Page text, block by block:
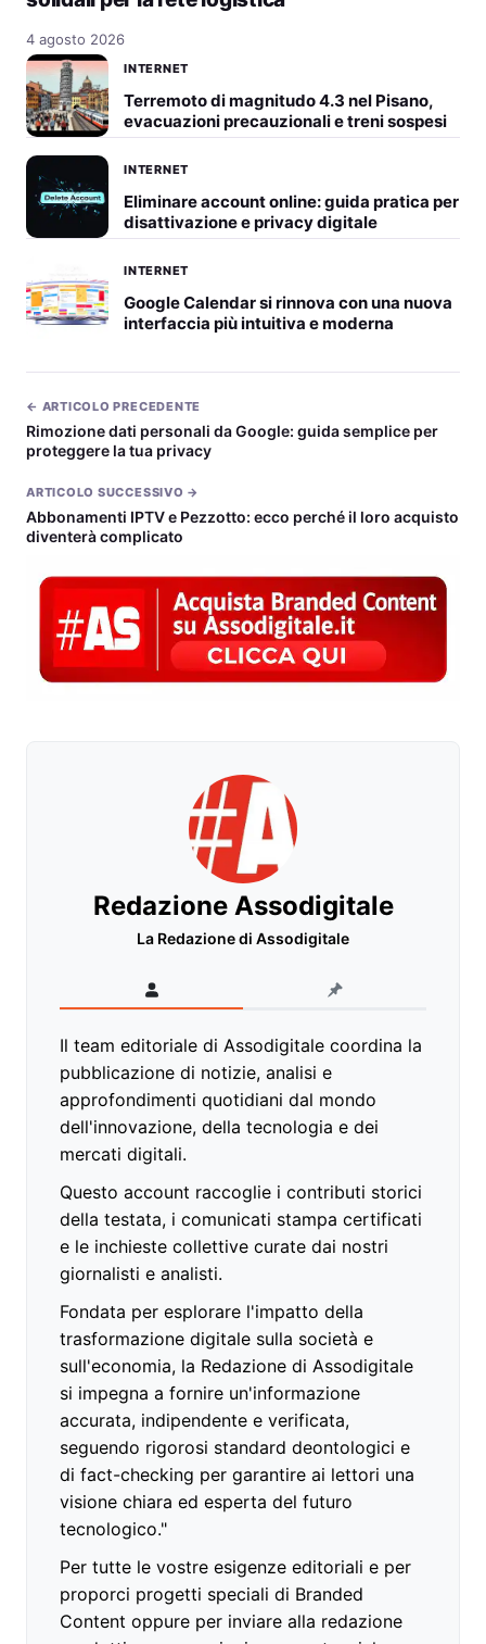
4 agosto 2026
INTERNET
Terremoto di magnitudo 4.3 nel Pisano,
evacuazioni precauzionali e treni sospesi
INTERNET
Eliminare account online: guida pratica per
disattivazione e privacy digitale
INTERNET
Google Calendar si rinnova con una nuova
interfaccia più intuitiva e moderna
← ARTICOLO PRECEDENTE
Rimozione dati personali da Google: guida semplice per
proteggere la tua privacy
ARTICOLO SUCCESSIVO →
Abbonamenti IPTV e Pezzotto: ecco perché il loro acquisto
diventerà complicato
Redazione Assodigitale
La Redazione di Assodigitale
Il team editoriale di Assodigitale coordina la
pubblicazione di notizie, analisi e
approfondimenti quotidiani dal mondo
dell'innovazione, della tecnologia e dei
mercati digitali.
Questo account raccoglie i contributi storici
della testata, i comunicati stampa certificati
e le inchieste collettive curate dai nostri
giornalisti e analisti.
Fondata per esplorare l'impatto della
trasformazione digitale sulla società e
sull'economia, la Redazione di Assodigitale
si impegna a fornire un'informazione
accurata, indipendente e verificata,
seguendo rigorosi standard deontologici e
di fact-checking per garantire ai lettori una
visione chiara ed esperta del futuro
tecnologico."
Per tutte le vostre esigenze editoriali e per
proporci progetti speciali di Branded
Content oppure per inviare alla redazione